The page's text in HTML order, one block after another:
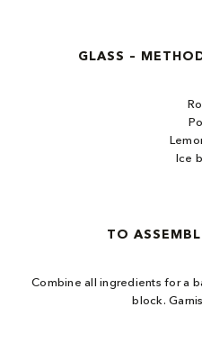
GLASS –
Ice
TO
Combine all ingredients for a
block.